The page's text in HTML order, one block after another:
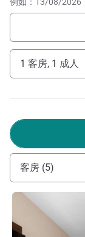
文化独特融合在
historic and
guests the
being home, in
business
1 客房, 1 成人
客房 (5)
请参阅详情